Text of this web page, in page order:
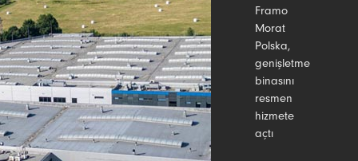
Framo
Morat
Polska,
genişletme
binasını
resmen
hizmete
açtı